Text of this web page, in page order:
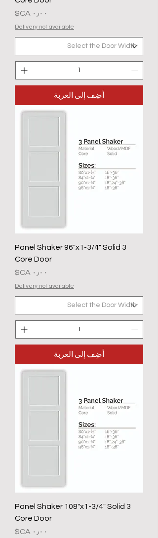
السعر
Delivery not available
أضِف إلى العربة
3 Panel Shaker 96"x1-3/4" Solid
Core Door
السعر
Delivery not available
أضِف إلى العربة
3 Panel Shaker 108"x1-3/4" Solid
Core Door
السعر